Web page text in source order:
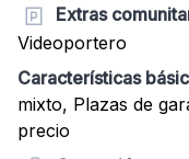
Extras
Videoportero
Características
mixto, Plazas de
precio